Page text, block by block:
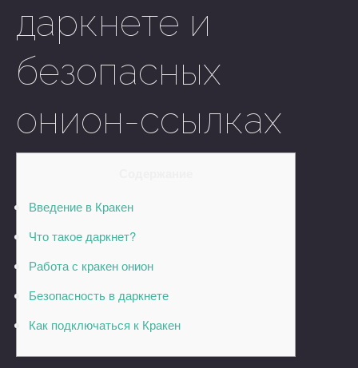
даркнете и
безопасных
онион-ссылках
Введение в Кракен
Что такое даркнет?
Работа с кракен онион
Безопасность в даркнете
Как подключаться к Кракен